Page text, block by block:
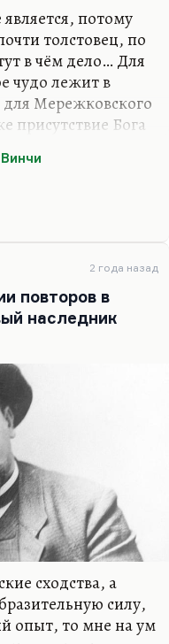
потому
толстовец, по
в чём дело… Для
чудо лежит в
Мережковского
присутствие Бога
в последние
конечно,
он
— это вопрос
часто этим
те люди, которые
2 года назад
повторов в
наследник
сходства, а
силу,
опыт, то мне на ум